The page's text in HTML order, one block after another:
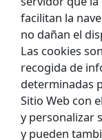
facilitan la
no dañan el
Las cookies
recogida de
determinadas
Sitio Web con
y personalizar
y pueden